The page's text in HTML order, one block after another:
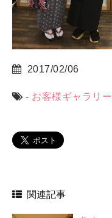
2017/02/06
- お客様ギャラリー
関連記事